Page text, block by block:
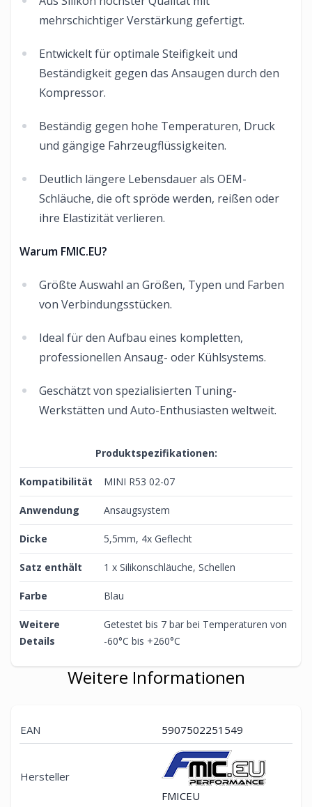
mehrschichtiger Verstärkung gefertigt.
Entwickelt für optimale Steifigkeit und
Beständigkeit gegen das Ansaugen durch den
Kompressor.
Beständig gegen hohe Temperaturen, Druck
und gängige Fahrzeugflüssigkeiten.
Deutlich längere Lebensdauer als OEM-
Schläuche, die oft spröde werden, reißen oder
ihre Elastizität verlieren.
Warum FMIC.EU?
Größte Auswahl an Größen, Typen und Farben
von Verbindungsstücken.
Ideal für den Aufbau eines kompletten,
professionellen Ansaug- oder Kühlsystems.
Geschätzt von spezialisierten Tuning-
Werkstätten und Auto-Enthusiasten weltweit.
Produktspezifikationen:
Kompatibilität MINI R53 02-07
Anwendung Ansaugsystem
Dicke 5,5mm, 4x Geflecht
Satz enthält 1 x Silikonschläuche, Schellen
Farbe Blau
Weitere
Details
Getestet bis 7 bar bei Temperaturen von
-60°C bis +260°C
Weitere Informationen
EAN 5907502251549
Hersteller
FMICEU